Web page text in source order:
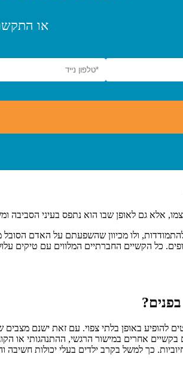
או
אלא גם לאופן שבו הוא נתפס בעיני
ולו מכיוון שהשפעתם על האדם
כל הקשיים החברתיים המלווים עם טיקים
להופיע באופן בלתי צפוי. עם זאת ישנם
כך למשל בקרב ילדים בעלי יכולות